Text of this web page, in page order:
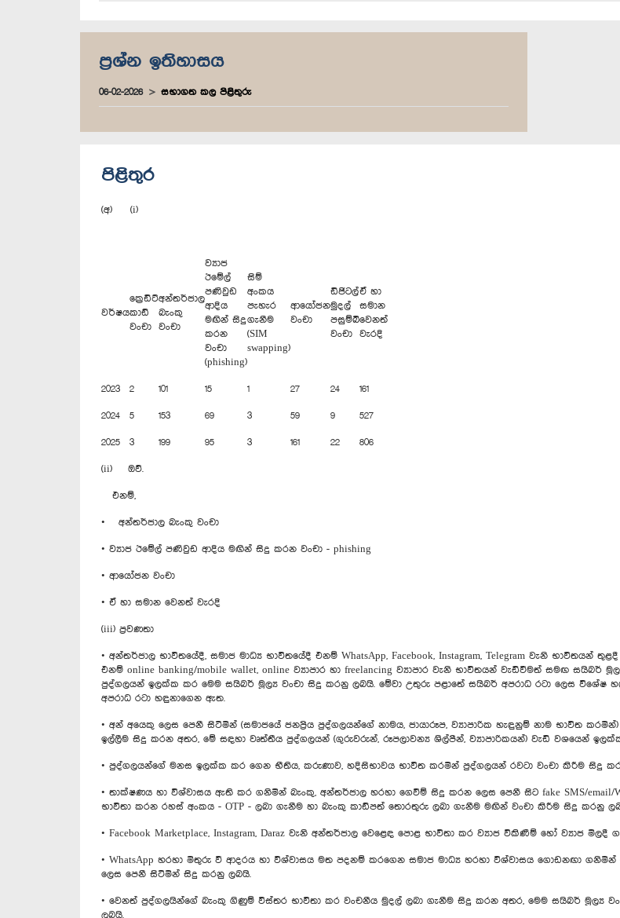
ප්‍රශ්න ඉතිහාසය
06-02-2026 සභාගත කල පිළිතුරු
පිළිතුර
(අ) (i)
වර්ෂය
ක්‍රෙඩිට්
කාඩ්
වංචා
අන්තර්ජාල
බැංකු
වංචා
ව්‍යාජ
ඊමේල්
පණිවුඩ
ආදිය
මඟින් සිදු
කරන
වංචා
(phishing)
සිම්
අංකය
පැහැර
ගැනීම
(SIM
swapping)
ආයෝජන
වංචා
ඩිජිටල්
මුදල්
පසුම්බි
වංචා
ඒ හා
සමාන
වෙනත්
වැරදි
2023 2 101 15 1 27 24 161
2024 5 153 69 3 59 9 527
2025 3 199 95 3 161 22 806
(ii) ඔව්.
එනම්,
• අන්තර්ජාල බැංකු වංචා
• ව්‍යාජ ඊමේල් පණිවුඩ ආදිය මඟින් සිදු කරන වංචා - phishing
• ආයෝජන වංචා
• ඒ හා සමාන වෙනත් වැරදි
(iii) ප්‍රවණතා
• අන්තර්ජාල භාවිතයේදී, සමාජ මාධ්‍ය භාවිතයේදී එනම් WhatsApp, Facebook, Instagram, Telegram වැනි
එනම් online banking/mobile wallet, online ව්‍යාපාර හා freelancing ව්‍යාපාර වැනි භාවිතයන් වැඩිවීමත් සමඟ
පුද්ගලයන් ඉලක්ක කර මෙම සයිබර් මූල්‍ය වංචා සිදු කරනු ලබයි. මේවා උතුරු පළාතේ සයිබර් අපරාධ රටා ලෙස
අපරාධ රටා හඳුනාගෙන ඇත.
• අන් අයෙකු ලෙස පෙනී සිටිමින් (සමාජයේ ජනප්‍රිය පුද්ගලයන්ගේ නාමය, ජායාරූප, ව්‍යාපාරික හැඳුනුම් නාම භාවිත
ඉල්ලීම සිදු කරන අතර, මේ සඳහා වෘත්තීය පුද්ගලයන් (ගුරුවරුන්, රූපලාවන්‍ය ශිල්පීන්, ව්‍යාපාරිකයන්) වැඩි වශයෙන්
• පුද්ගලයන්ගේ මනස ඉලක්ක කර ගෙන භීතිය, කරුණාව, හදිසිභාවය භාවිත කරමින් පුද්ගලයන් රවටා වංචා කිරීම සිදු
• තාක්ෂණය හා විශ්වාසය ඇති කර ගනිමින් බැංකු, අන්තර්ජාල හරහා ගෙවීම් සිදු කරන ලෙස පෙනී සිට fake SMS/email/
භාවිතා කරන රහස් අංකය - OTP - ලබා ගැනීම හා බැංකු කාඩ්පත් තොරතුරු ලබා ගැනීම මඟින් වංචා කිරීම සිදු කරනු
• Facebook Marketplace, Instagram, Daraz වැනි අන්තර්ජාල වෙළෙඳ පොළ භාවිතා කර ව්‍යාජ විකිණීම් හෝ
• WhatsApp හරහා මිතුරු වී ආදරය හා විශ්වාසය මත පදනම් කරගෙන සමාජ මාධ්‍ය හරහා විශ්වාසය ගොඩනඟා
ලෙස පෙනී සිටිමින් සිදු කරනු ලබයි.
• වෙනත් පුද්ගලයින්ගේ බැංකු ගිණුම් විස්තර භාවිතා කර වංචනීය මුදල් ලබා ගැනීම සිදු කරන අතර, මෙම සයිබර් මූල්‍ය
ලබයි.